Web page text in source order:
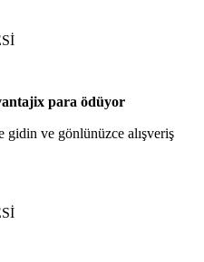
para ödüyor
gidin ve gönlünüzce alışveriş